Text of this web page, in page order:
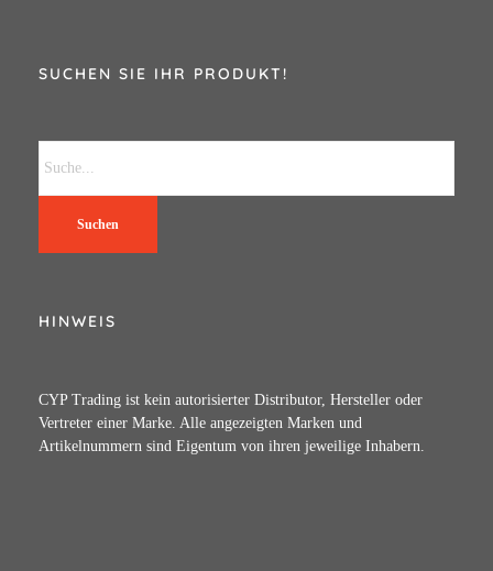
SUCHEN SIE IHR PRODUKT!
Suchen
HINWEIS
CYP Trading ist kein autorisierter Distributor, Hersteller oder
Vertreter einer Marke. Alle angezeigten Marken und
Artikelnummern sind Eigentum von ihren jeweilige Inhabern.